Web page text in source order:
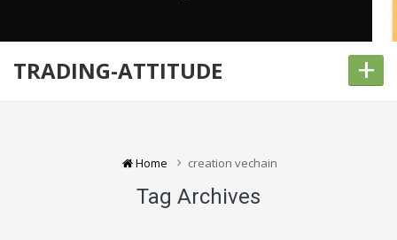
TRADING-ATTITUDE +
Home creation vechain
Tag Archives